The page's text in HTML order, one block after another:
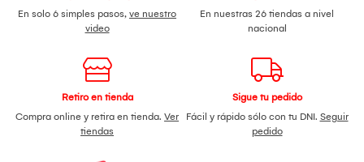
En solo 6 simples pasos, ve nuestro
video
En nuestras 26 tiendas a nivel
nacional
Retiro en tienda
Compra online y retira en tienda. Ver
tiendas
Sigue tu pedido
Fácil y rápido sólo con tu DNI. Seguir
pedido